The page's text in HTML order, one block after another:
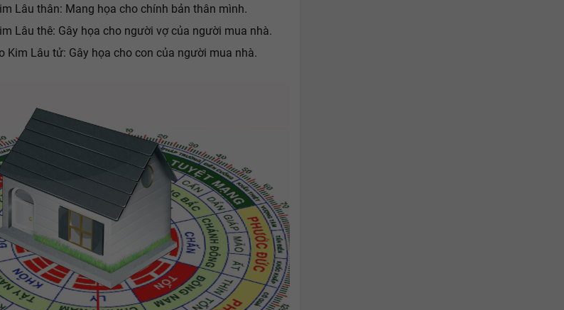
Lâu thân: Mang họa cho chính bản thân mình.
Lâu thê: Gây họa cho người vợ của người mua nhà.
Kim Lâu tử: Gây họa cho con của người mua nhà.